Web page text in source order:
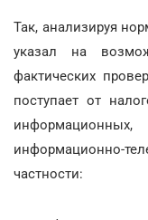
Так, анализируя
указал на
фактических
поступает от
информационно-
частности: